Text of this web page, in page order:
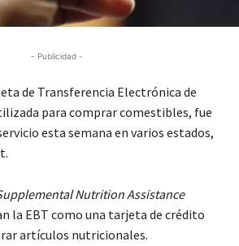
- Publicidad -
de Transferencia Electrónica de
para comprar comestibles, fue
esta semana en varios estados,
Nutrition Assistance
la EBT como una tarjeta de crédito
artículos nutricionales.